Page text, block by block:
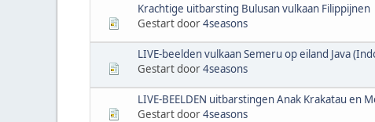
Krachtige uitbarsting Bulusan vulkaan Filippijnen
Gestart door4seasons
LIVE-beelden vulkaan Semeru op eiland Java
Gestart door4seasons
LIVE-BEELDEN uitbarstingen Anak Krakatau en
Gestart door4seasons